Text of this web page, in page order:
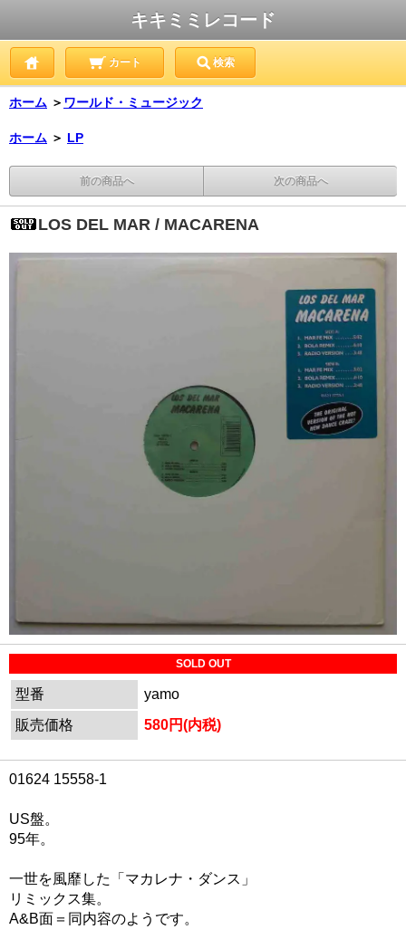
キキミミレコード
カート 検索
ホーム ＞ ワールド・ミュージック
ホーム ＞ LP
前の商品へ 次の商品へ
LOS DEL MAR / MACARENA
SOLD OUT
型番
yamo
販売価格
580円(内税)
01624 15558-1
US盤。
95年。
一世を風靡した「マカレナ・ダンス」
リミックス集。
A&B面＝同内容のようです。